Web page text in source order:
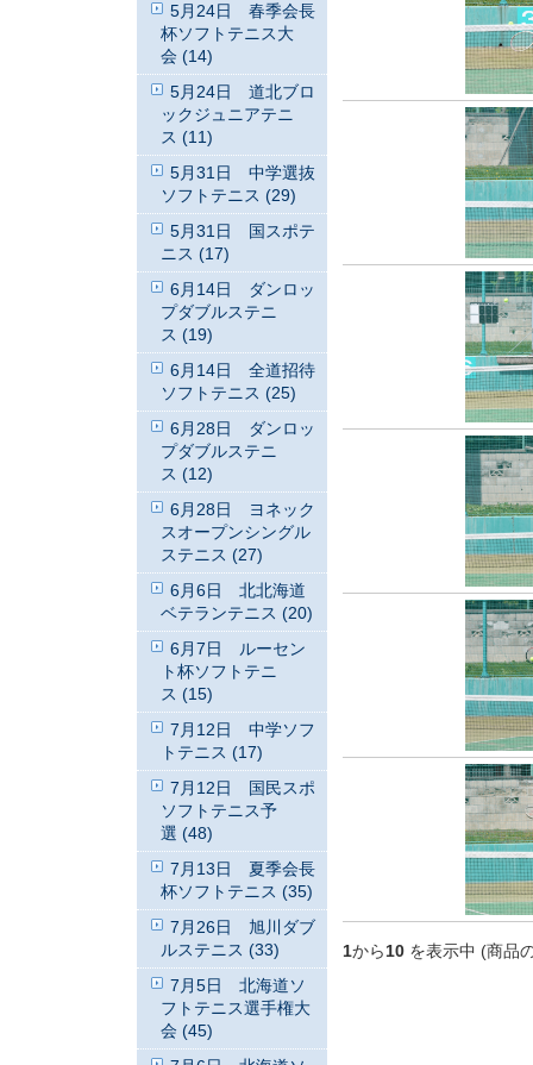
1から10 を表示中 (商品
5月24日 春季会長
杯ソフトテニス大
会 (14)
5月24日 道北ブロ
ックジュニアテニ
ス (11)
5月31日 中学選抜
ソフトテニス (29)
5月31日 国スポテ
ニス (17)
6月14日 ダンロッ
プダブルステニ
ス (19)
6月14日 全道招待
ソフトテニス (25)
6月28日 ダンロッ
プダブルステニ
ス (12)
6月28日 ヨネック
スオープンシングル
ステニス (27)
6月6日 北北海道
ベテランテニス (20)
6月7日 ルーセン
ト杯ソフトテニ
ス (15)
7月12日 中学ソフ
トテニス (17)
7月12日 国民スポ
ソフトテニス予
選 (48)
7月13日 夏季会長
杯ソフトテニス (35)
7月26日 旭川ダブ
ルステニス (33)
7月5日 北海道ソ
フトテニス選手権大
会 (45)